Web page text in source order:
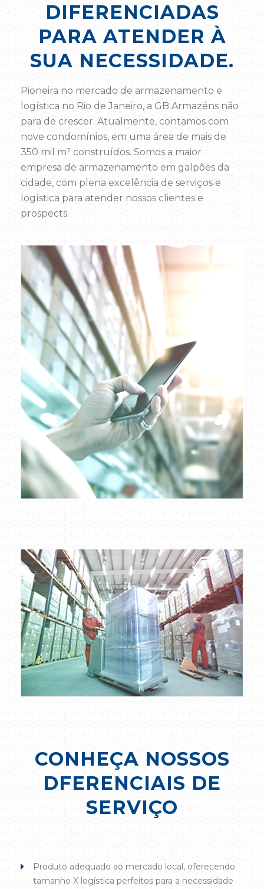
DIFERENCIADAS
PARA ATENDER À
SUA NECESSIDADE.
Pioneira no mercado de armazenamento e
logística no Rio de Janeiro, a GB Armazéns não
para de crescer. Atualmente, contamos com
nove condomínios, em uma área de mais de
350 mil m² construídos. Somos a maior
empresa de armazenamento em galpões da
cidade, com plena excelência de serviços e
logística para atender nossos clientes e
prospects.
CONHEÇA NOSSOS
DFERENCIAIS DE
SERVIÇO
Produto adequado ao mercado local, oferecendo
tamanho X logística perfeitos para a necessidade